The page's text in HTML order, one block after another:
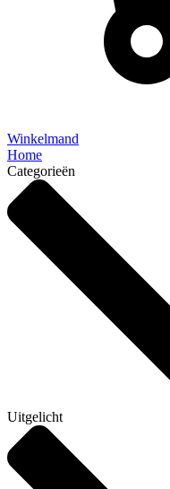
Winkelmand
Home
Categorieën
Uitgelicht